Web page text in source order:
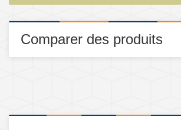
Comparer des produits